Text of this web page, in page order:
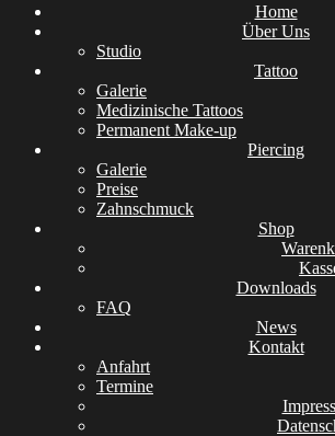
Home
Über Uns
Studio
Tattoo
Galerie
Medizinische Tattoos
Permanent Make-up
Piercing
Galerie
Preise
Zahnschmuck
Shop
Downloads
FAQ
News
Kontakt
Anfahrt
Termine